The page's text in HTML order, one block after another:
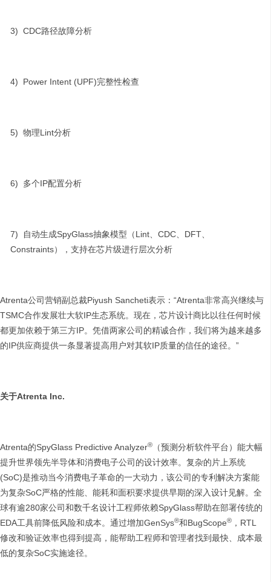
3) CDC路径故障分析
4) Power Intent (UPF)完整性检查
5) 物理Lint分析
6) 多个IP配置分析
7) 自动生成SpyGlass抽象模型（Lint、CDC、DFT、
Constraints），支持在芯片级进行层次分析
Atrenta公司营销副总裁Piyush Sancheti表示：“Atrenta非常高兴继续与
TSMC合作发展壮大软IP生态系统。现在，芯片设计商比以往任何时候
都更加依赖于第三方IP。凭借两家公司的精诚合作，我们将为越来越多
的IP供应商提供一条显著提高用户对其软IP质量的信任的途径。”
关于Atrenta Inc.
Atrenta的SpyGlass Predictive Analyzer®
（预测分析软件平台）能大幅
提升世界领先半导体和消费电子公司的设计效率。复杂的片上系统
(SoC)是推动当今消费电子革命的一大动力，该公司的专利解决方案能
为复杂SoC严格的性能、能耗和面积要求提供早期的深入设计见解。全
球有逾280家公司和数千名设计工程师依赖SpyGlass帮助在部署传统的
EDA工具前降低风险和成本。通过增加GenSys®和BugScope® ，RTL
修改和验证效率也得到提高，能帮助工程师和管理者找到最快、成本最
低的复杂SoC实施途径。